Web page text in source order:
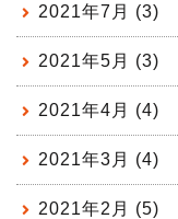
2021年7月 (3)
2021年5月 (3)
2021年4月 (4)
2021年3月 (4)
2021年2月 (5)